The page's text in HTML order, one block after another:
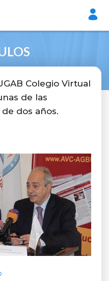
Colegio Virtual
de las
dos años.